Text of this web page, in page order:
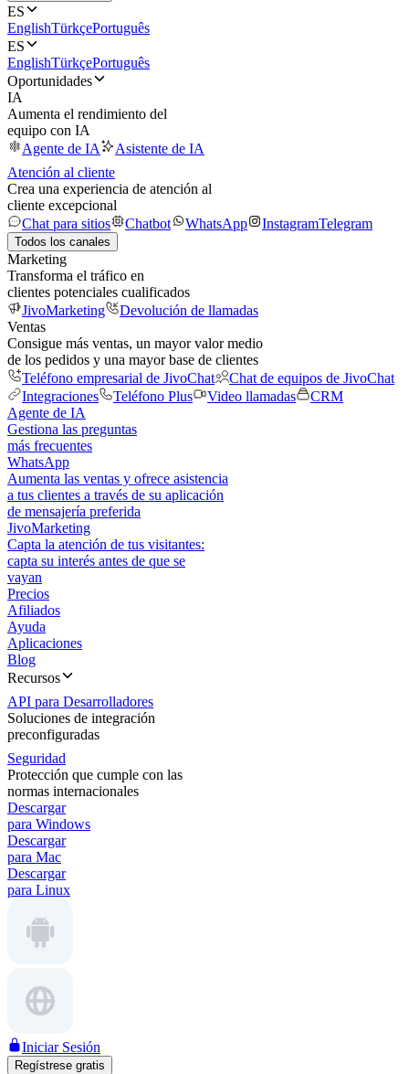
ES
EnglishTürkçePortuguês
ES
EnglishTürkçePortuguês
Oportunidades
IA
Aumenta el rendimiento del
equipo con IA
Agente de IA
Asistente de IA
Atención al cliente
Crea una experiencia de atención al
cliente excepcional
Chat para sitios
Chatbot WhatsApp InstagramTelegram
Todos los canales
Marketing
Transforma el tráfico en
clientes potenciales cualificados
JivoMarketing
Devolución de llamadas
Ventas
Consigue más ventas, un mayor valor medio
de los pedidos y una mayor base de clientes
Teléfono empresarial de JivoChat
Chat de equipos de JivoChat
Integraciones
Teléfono Plus Video llamadas
CRM
Agente de IA
Gestiona las preguntas
más frecuentes
WhatsApp
Aumenta las ventas y ofrece asistencia
a tus clientes a través de su aplicación
de mensajería preferida
JivoMarketing
Capta la atención de tus visitantes:
capta su interés antes de que se
vayan
Precios
Afiliados
Ayuda
Aplicaciones
Blog
Recursos
API para Desarrolladores
Soluciones de integración
preconfiguradas
Seguridad
Protección que cumple con las
normas internacionales
Descargar
para Windows
Descargar
para Mac
Descargar
para Linux
Iniciar Sesión
Regístrese gratis